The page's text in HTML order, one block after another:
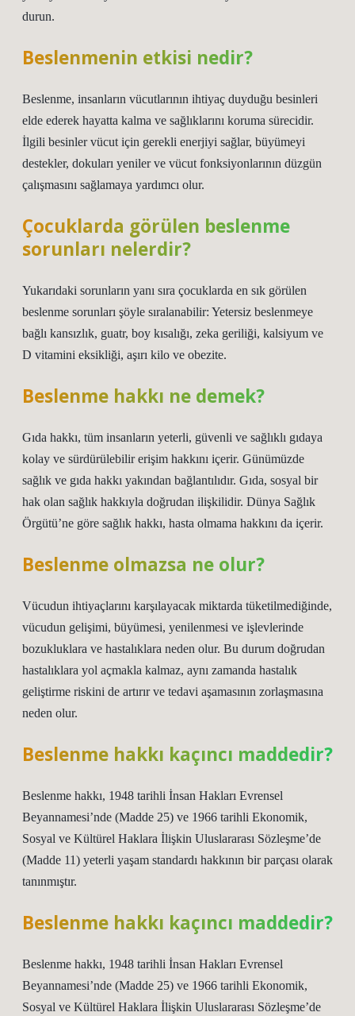
durun.
Beslenmenin etkisi nedir?
Beslenme, insanların vücutlarının ihtiyaç duyduğu besinleri
elde ederek hayatta kalma ve sağlıklarını koruma sürecidir.
İlgili besinler vücut için gerekli enerjiyi sağlar, büyümeyi
destekler, dokuları yeniler ve vücut fonksiyonlarının düzgün
çalışmasını sağlamaya yardımcı olur.
Çocuklarda görülen beslenme
sorunları nelerdir?
Yukarıdaki sorunların yanı sıra çocuklarda en sık görülen
beslenme sorunları şöyle sıralanabilir: Yetersiz beslenmeye
bağlı kansızlık, guatr, boy kısalığı, zeka geriliği, kalsiyum ve
D vitamini eksikliği, aşırı kilo ve obezite.
Beslenme hakkı ne demek?
Gıda hakkı, tüm insanların yeterli, güvenli ve sağlıklı gıdaya
kolay ve sürdürülebilir erişim hakkını içerir. Günümüzde
sağlık ve gıda hakkı yakından bağlantılıdır. Gıda, sosyal bir
hak olan sağlık hakkıyla doğrudan ilişkilidir. Dünya Sağlık
Örgütü’ne göre sağlık hakkı, hasta olmama hakkını da içerir.
Beslenme olmazsa ne olur?
Vücudun ihtiyaçlarını karşılayacak miktarda tüketilmediğinde,
vücudun gelişimi, büyümesi, yenilenmesi ve işlevlerinde
bozukluklara ve hastalıklara neden olur. Bu durum doğrudan
hastalıklara yol açmakla kalmaz, aynı zamanda hastalık
geliştirme riskini de artırır ve tedavi aşamasının zorlaşmasına
neden olur.
Beslenme hakkı kaçıncı maddedir?
Beslenme hakkı, 1948 tarihli İnsan Hakları Evrensel
Beyannamesi’nde (Madde 25) ve 1966 tarihli Ekonomik,
Sosyal ve Kültürel Haklara İlişkin Uluslararası Sözleşme’de
(Madde 11) yeterli yaşam standardı hakkının bir parçası olarak
tanınmıştır.
Beslenme hakkı kaçıncı maddedir?
Beslenme hakkı, 1948 tarihli İnsan Hakları Evrensel
Beyannamesi’nde (Madde 25) ve 1966 tarihli Ekonomik,
Sosyal ve Kültürel Haklara İlişkin Uluslararası Sözleşme’de